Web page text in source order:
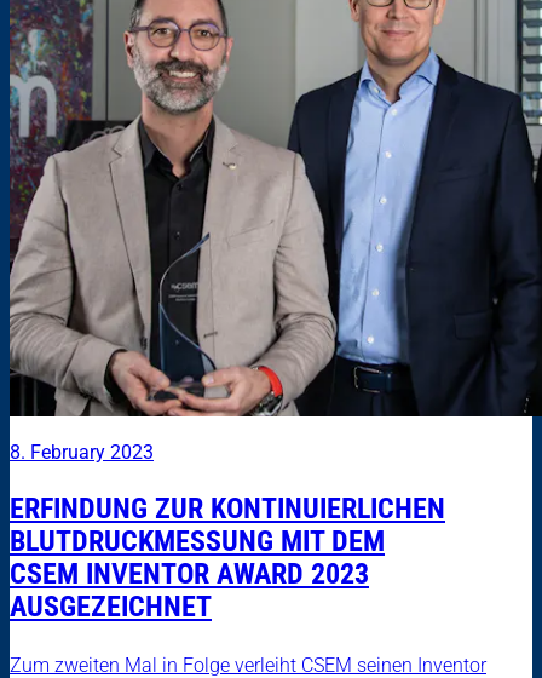
8. February 2023
ERFINDUNG ZUR KONTINUIERLICHEN
BLUTDRUCKMESSUNG MIT DEM
CSEM INVENTOR AWARD 2023
AUSGEZEICHNET
Zum zweiten Mal in Folge verleiht CSEM seinen Inventor